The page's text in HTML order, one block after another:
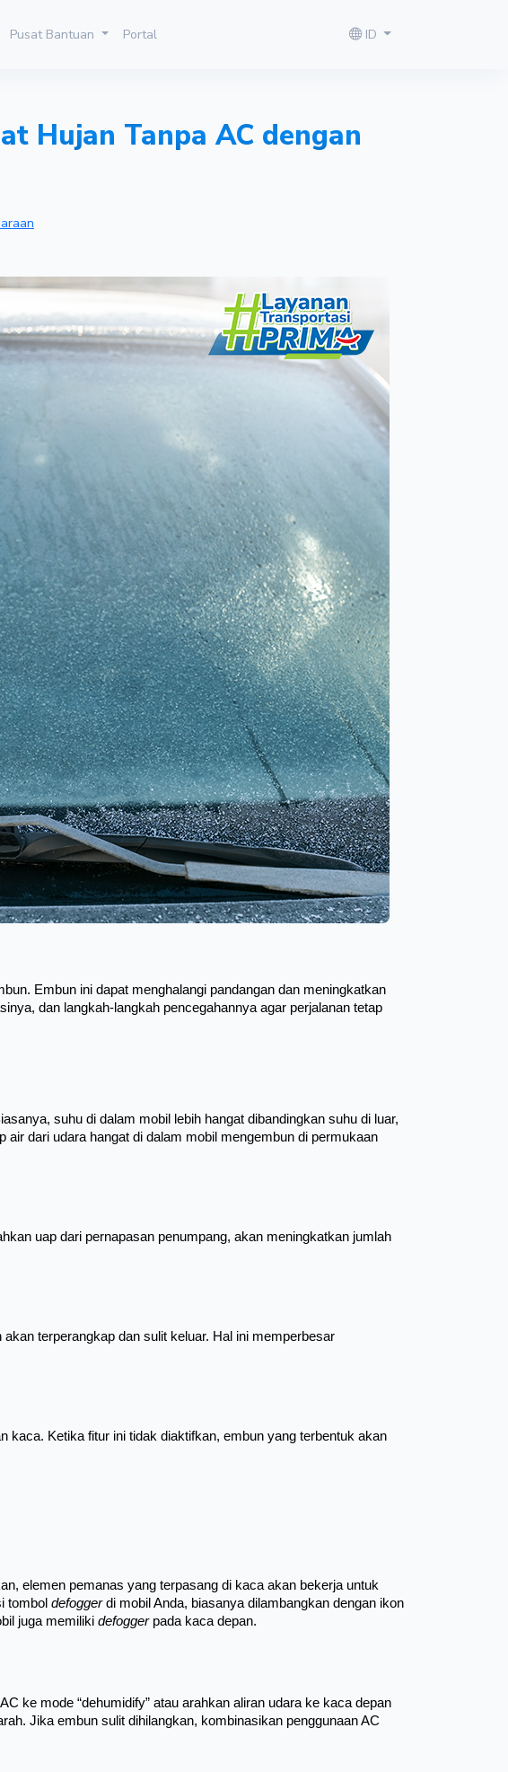
Pusat Bantuan Portal ID
Hujan Tanpa AC dengan
Embun ini dapat menghalangi pandangan dan meningkatkan
dan langkah-langkah pencegahannya agar perjalanan tetap
suhu di dalam mobil lebih hangat dibandingkan suhu di luar,
dari udara hangat di dalam mobil mengembun di permukaan
uap dari pernapasan penumpang, akan meningkatkan jumlah
terperangkap dan sulit keluar. Hal ini memperbesar
Ketika fitur ini tidak diaktifkan, embun yang terbentuk akan
elemen pemanas yang terpasang di kaca akan bekerja untuk
tombol defogger di mobil Anda, biasanya dilambangkan dengan ikon
juga memiliki defogger pada kaca depan.
ke mode “dehumidify” atau arahkan aliran udara ke kaca depan
Jika embun sulit dihilangkan, kombinasikan penggunaan AC